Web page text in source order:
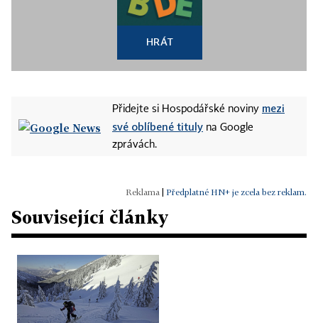
HRÁT
Přidejte si Hospodářské noviny mezi
své oblíbené tituly na Google
zprávách.
Předplatné HN+ je zcela bez reklam.
Související články